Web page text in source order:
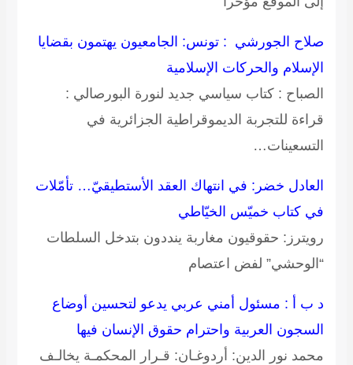
صلاح الجورشي : تونس: الجامعيون يهتمون بقضايا
الإسلام والحركات الإسلامية
الصباح : كتاب سياسي جديد لنورة البورصالي :
قراءة للتجربة الديموقراطية الجزائرية في
التسعينات…
العادل خضر: في انتهاك العقد الأستطيقيّ… تأمّلات
في كتاب خميّس الخيّاطي
رويترز: حقوقيون مغاربة ينددون بتدخل السلطات
“الوحشي” لفض اعتصام
د ب أ : مسئول أمني عربي يدعو لتحسين أوضاع
السجون العربية واحترام حقوق الإنسان فيها
محمد نور الدين: أردوغـان: قـرار المحكمـة يخالـف